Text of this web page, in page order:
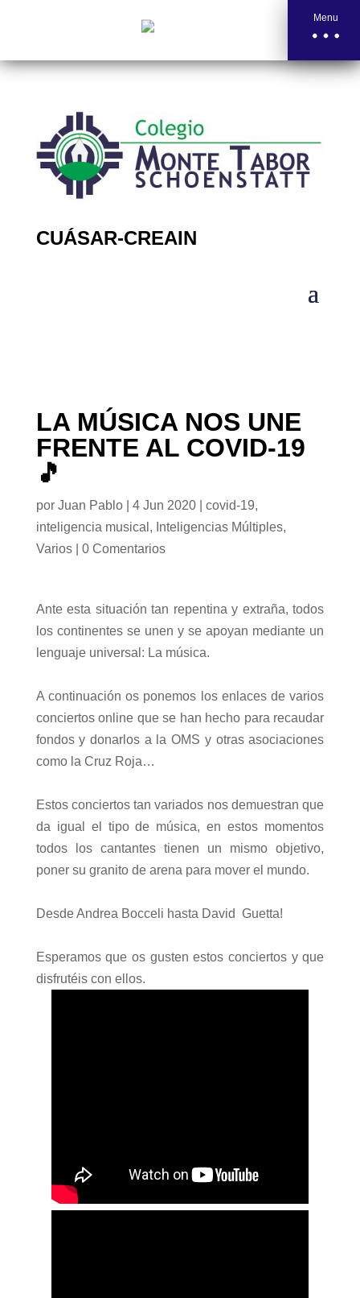
Menu
CUÁSAR-CREAIN
LA MÚSICA NOS UNE
FRENTE AL COVID-19
🎵
por Juan Pablo| 4 Jun 2020| covid-19,
inteligencia musical , Inteligencias Múltiples,
Varios| 0 Comentarios
Ante esta situación tan repentina y extraña, todos
los continentes se unen y se apoyan mediante un
lenguaje universal: La música.
A continuación os ponemos los enlaces de varios
conciertos online que se han hecho para recaudar
fondos y donarlos a la OMS y otras asociaciones
como la Cruz Roja…
Estos conciertos tan variados nos demuestran que
da igual el tipo de música, en estos momentos
todos los cantantes tienen un mismo objetivo,
poner su granito de arena para mover el mundo.
Desde Andrea Bocceli hasta David Guetta!
Esperamos que os gusten estos conciertos y que
disfrutéis con ellos.